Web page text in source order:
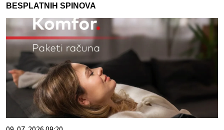
BESPLATNIH SPINOVA